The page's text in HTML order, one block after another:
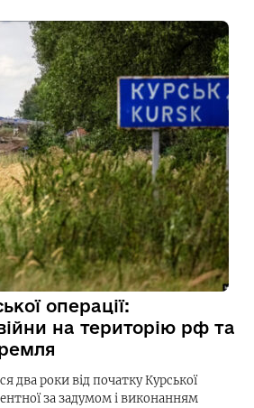
операції:
на територію рф та
два роки від початку Курської
за задумом і виконанням